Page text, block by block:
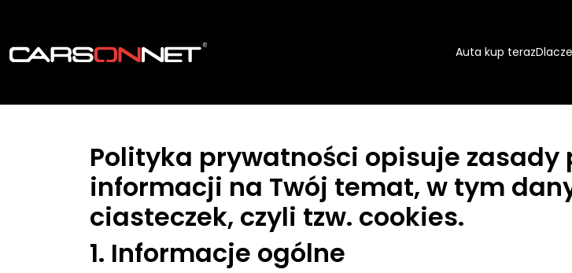
Auta kup teraz
Polityka prywatności opisuje zasady
informacji na Twój temat, w tym
ciasteczek, czyli tzw. cookies.
1. Informacje ogólne